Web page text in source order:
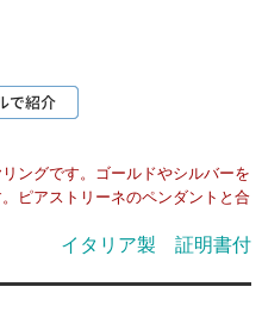
ングです。ゴールドやシルバーを
ピアストリーネのペンダントと合
イタリア製 証明書付